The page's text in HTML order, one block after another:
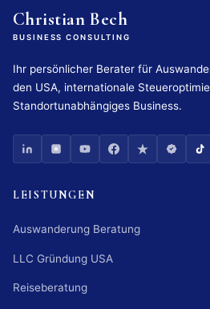
Christian Bech
BUSINESS CONSULTING
Ihr persönlicher Berater für
den USA, internationale
Standortunabhängiges Business.
LEISTUNGEN
Auswanderung Beratung
LLC Gründung USA
Reiseberatung